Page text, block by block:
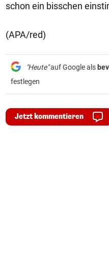
schon ein bisschen
(APA/red)
"Heute"auf Google als
festlegen
Jetzt kommentieren